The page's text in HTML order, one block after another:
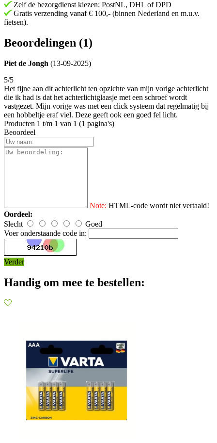
Zelf de bezorgdienst kiezen: PostNL, DHL of DPD
Gratis verzending vanaf € 100,- (binnen Nederland en m.u.v.
fietsen).
Beoordelingen (1)
Piet de Jongh (13-09-2025)
5/5
Het fijne aan dit achterlicht ten opzichte van mijn vorige achterlicht
die ik had is dat het achterlichtglaasje met een schroef wordt
vastgezet. Mijn vorige was met een click systeem dat regelmatig bij
een hobbeltje eraf viel. Deze geeft ook een goed fel licht.
Producten 1 t/m 1 van 1 (1 pagina's)
Beoordeel
Note: HTML-code wordt niet vertaald!
Oordeel:
Slecht
Goed
Voer onderstaande code in:
Verder
Handig om mee te bestellen: